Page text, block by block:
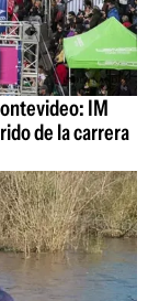
IM
de la carrera